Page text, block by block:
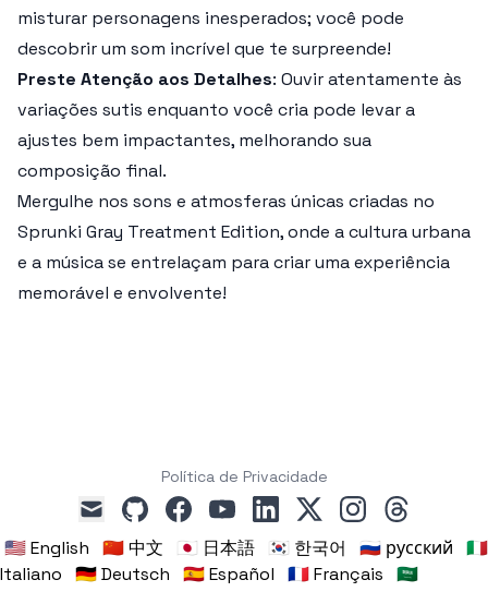
misturar personagens inesperados; você pode
descobrir um som incrível que te surpreende!
Preste Atenção aos Detalhes: Ouvir atentamente às
variações sutis enquanto você cria pode levar a
ajustes bem impactantes, melhorando sua
composição final.
Mergulhe nos sons e atmosferas únicas criadas no
Sprunki Gray Treatment Edition, onde a cultura urbana
e a música se entrelaçam para criar uma experiência
memorável e envolvente!
Política de Privacidade
mail
githubfacebookyoutubelinkedin
x instagramthreads
🇺🇸 English 🇨🇳 中文 🇯🇵 日本語 🇰🇷 한국어 🇷🇺 русский
🇮🇹
Italiano
🇩🇪 Deutsch 🇪🇸 Español 🇫🇷 Français
🇸🇦